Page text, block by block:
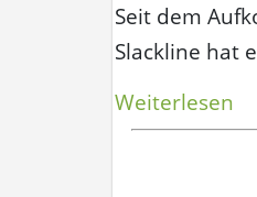
Seit dem
Slackline hat
Weiterlesen